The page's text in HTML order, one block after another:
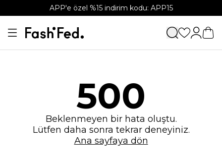
APP'e özel %15 indirim kodu: APP15
500
Beklenmeyen bir hata oluştu.
Lütfen daha sonra tekrar deneyiniz.
Ana sayfaya dön